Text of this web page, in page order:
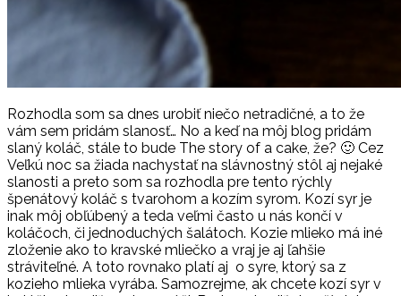
Rozhodla som sa dnes urobiť niečo netradičné, a to že
vám sem pridám slanosť… No a keď na môj blog pridám
slaný koláč, stále to bude The story of a cake, že? 🙂 Cez
Veľkú noc sa žiada nachystať na slávnostný stôl aj nejaké
slanosti a preto som sa rozhodla pre tento rýchly
špenátový koláč s tvarohom a kozím syrom. Kozí syr je
inak môj obľúbený a teda veľmi často u nás končí v
koláčoch, či jednoduchých šalátoch. Kozie mlieko má iné
zloženie ako to kravské mliečko a vraj je aj ľahšie
stráviteľné. A toto rovnako platí aj o syre, ktorý sa z
kozieho mlieka vyrába. Samozrejme, ak chcete kozí syr v